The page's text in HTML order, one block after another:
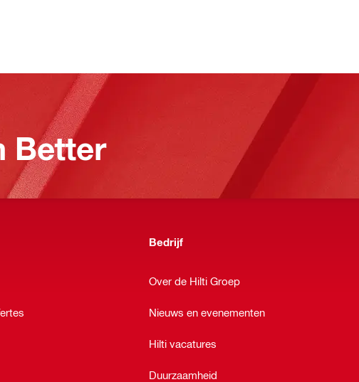
Better
Bedrijf
Over de Hilti Groep
Nieuws en evenementen
Hilti vacatures
Duurzaamheid